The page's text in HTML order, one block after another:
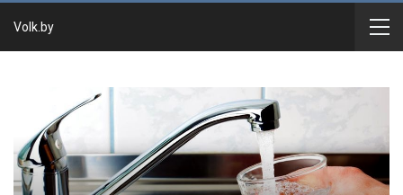
Volk.by